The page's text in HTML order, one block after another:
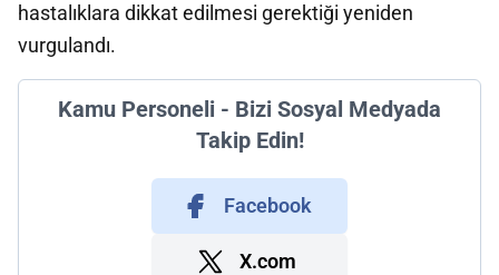
hastalıklara dikkat edilmesi gerektiği yeniden
vurgulandı.
Kamu Personeli - Bizi Sosyal Medyada
Takip Edin!
Facebook
X.com